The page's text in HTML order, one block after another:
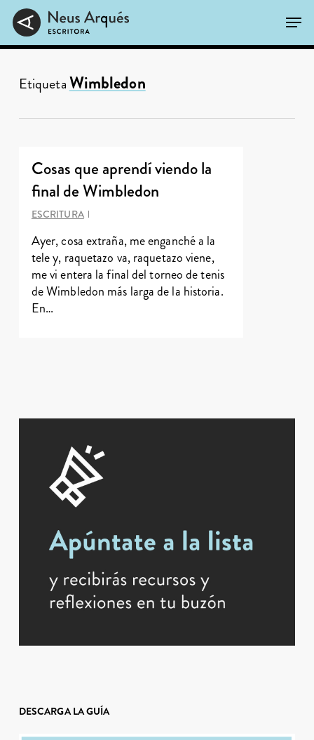
Skip
main
EtiquetaWimbledon
Cosas que aprendí viendo la
final de Wimbledon
ESCRITURA
Ayer, cosa extraña, me enganché a la
tele y, raquetazo va, raquetazo viene,
me vi entera la final del torneo de tenis
de Wimbledon más larga de la historia.
En…
DESCARGA LA GUÍA
Close